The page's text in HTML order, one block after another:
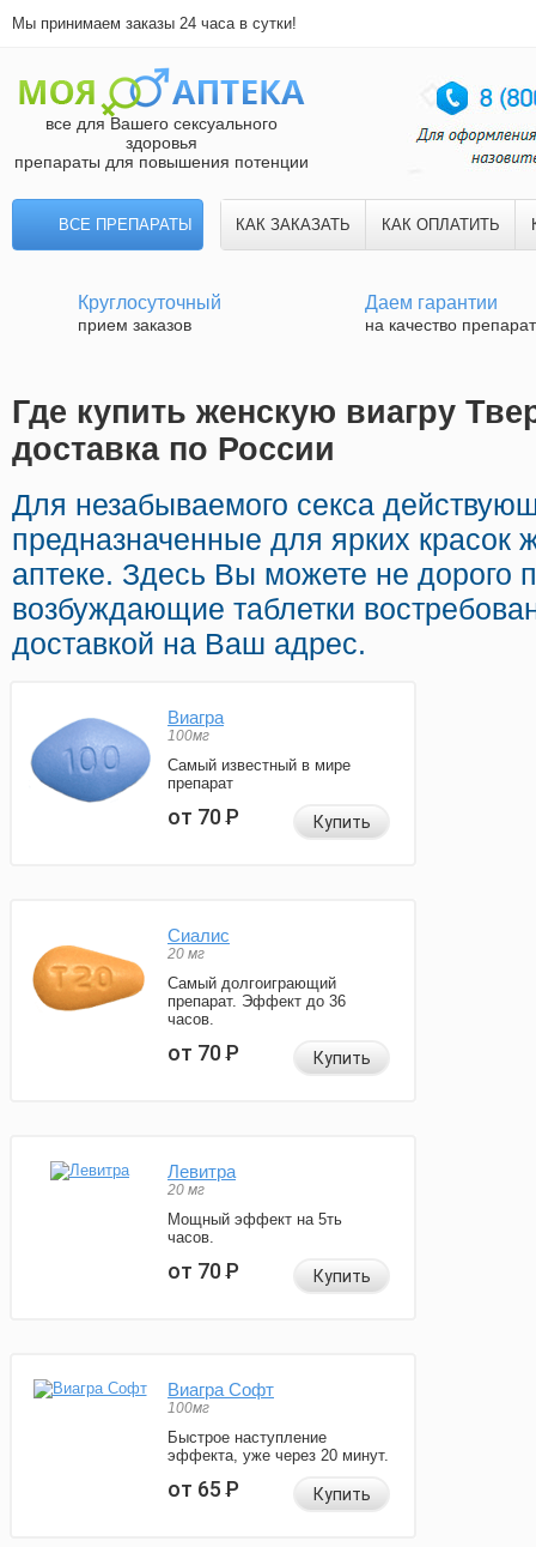
Мы принимаем заказы 24 часа в сутки!
все для Вашего сексуального
здоровья
препараты для повышения потенции
ВСЕ ПРЕПАРАТЫ КАК ЗАКАЗАТЬ КАК ОПЛАТИТЬ
Круглосуточный
прием заказов
Даем гарантии
на качество
Где купить женскую виагру
доставка по России
Для незабываемого секса
предназначенные для ярких красок
аптеке. Здесь Вы можете не дорого
возбуждающие таблетки
доставкой на Ваш адрес.
Виагра
100мг
Самый известный в мире
препарат
от 70Р Купить
Сиалис
20 мг
Самый долгоиграющий
препарат. Эффект до 36
часов.
от 70Р Купить
Левитра
20 мг
Мощный эффект на 5ть
часов.
от 70Р Купить
Виагра Софт
100мг
Быстрое наступление
эффекта, уже через 20 минут.
от 65Р Купить